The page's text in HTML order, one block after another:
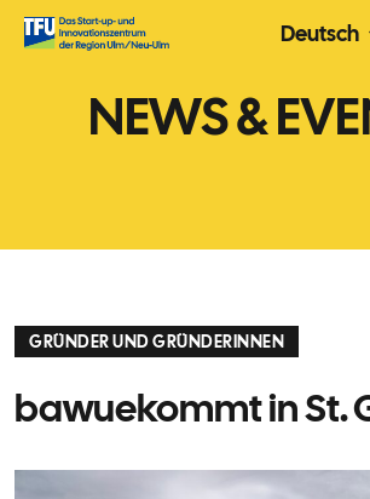
Zum
Inhalt
Deutsch
NEWS &
GRÜNDER UND GRÜNDERINNEN
bawuekommt in St.